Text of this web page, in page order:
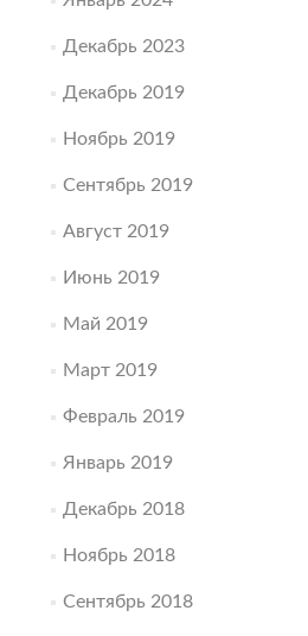
Декабрь 2023
Декабрь 2019
Ноябрь 2019
Сентябрь 2019
Август 2019
Июнь 2019
Май 2019
Март 2019
Февраль 2019
Январь 2019
Декабрь 2018
Ноябрь 2018
Сентябрь 2018